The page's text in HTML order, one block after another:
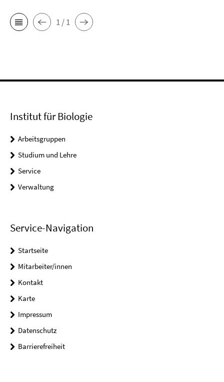
1 / 1
Institut für Biologie
Arbeitsgruppen
Studium und Lehre
Service
Verwaltung
Service-Navigation
Startseite
Mitarbeiter/innen
Kontakt
Karte
Impressum
Datenschutz
Barrierefreiheit